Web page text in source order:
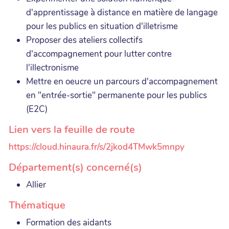
d'apprentissage à distance en matière de langage
pour les publics en situation d'illetrisme
Proposer des ateliers collectifs
d'accompagnement pour lutter contre
l'illectronisme
Mettre en oeucre un parcours d'accompagnement
en "entrée-sortie" permanente pour les publics
(E2C)
Lien vers la feuille de route
https://cloud.hinaura.fr/s/2jkod4TMwk5mnpy
Département(s) concerné(s)
Allier
Thématique
Formation des aidants